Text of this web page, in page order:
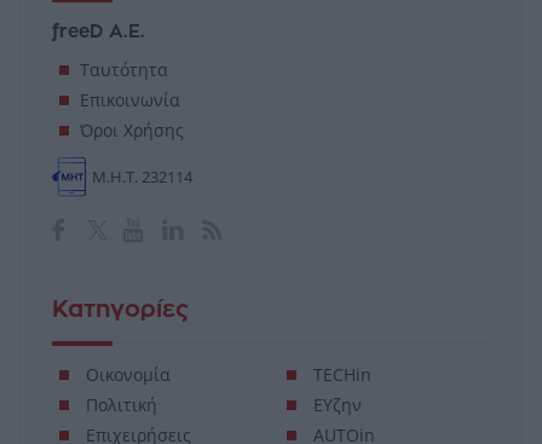
freeD Α.Ε.
Ταυτότητα
Επικοινωνία
Όροι Χρήσης
Μ.Η.Τ. 232114
Κατηγορίες
Οικονομία
Πολιτική
Επιχειρήσεις
TECHin
ΕΥζην
AUTOin